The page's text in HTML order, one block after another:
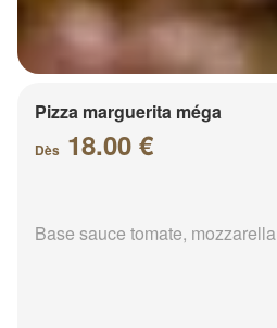
Pizza marguerita méga
Dès 18.00 €
Base sauce tomate, mozzarella